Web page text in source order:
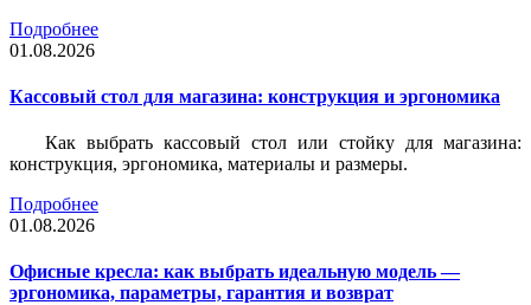
Подробнее
01.08.2026
Кассовый стол для магазина: конструкция и эргономика
Как выбрать кассовый стол или стойку для магазина:
конструкция, эргономика, материалы и размеры.
Подробнее
01.08.2026
Офисные кресла: как выбрать идеальную модель —
эргономика, параметры, гарантия и возврат